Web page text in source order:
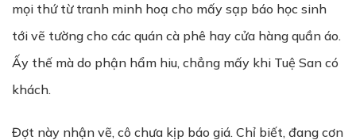
mọi thứ từ tranh minh hoạ cho mấy sạp báo học sinh
tới vẽ tường cho các quán cà phê hay cửa hàng quần áo.
Ấy thế mà do phận hẩm hiu, chẳng mấy khi Tuệ San có
khách.
Đợt này nhận vẽ, cô chưa kịp báo giá. Chỉ biết, đang cơn